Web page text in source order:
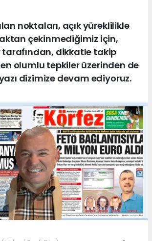
noktaları, açık yüreklilikle
çekinmediğimiz için,
tarafından, dikkatle takip
olumlu tepkiler üzerinden de
dizimize devam ediyoruz.